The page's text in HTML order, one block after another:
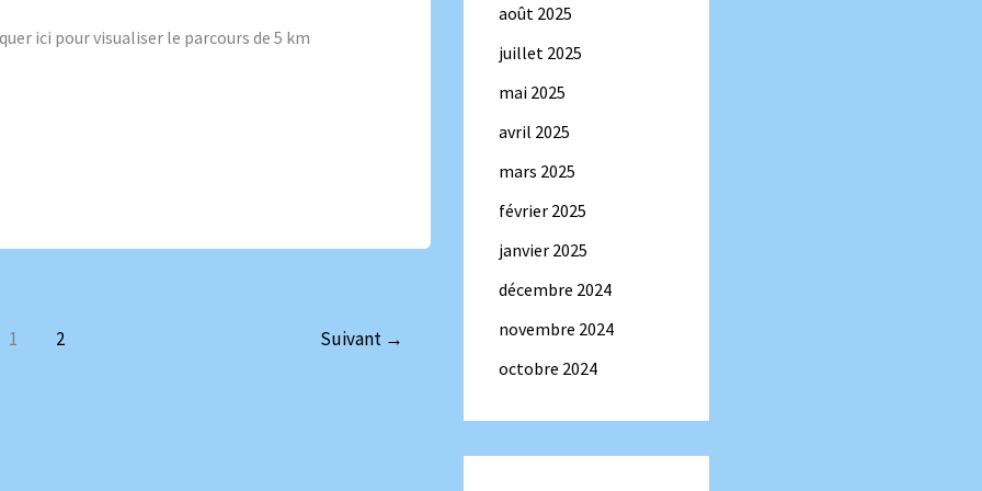
ici pour visualiser le parcours de 5 km
1 2 Suivant →
août 2025
juillet 2025
mai 2025
avril 2025
mars 2025
février 2025
janvier 2025
décembre 2024
novembre 2024
octobre 2024